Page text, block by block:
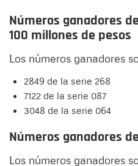
Números ganadores
100 millones de pesos
Los números ganadores
2849 de la serie 268
7122 de la serie 087
3048 de la serie 064
Números ganadores
Los números ganadores